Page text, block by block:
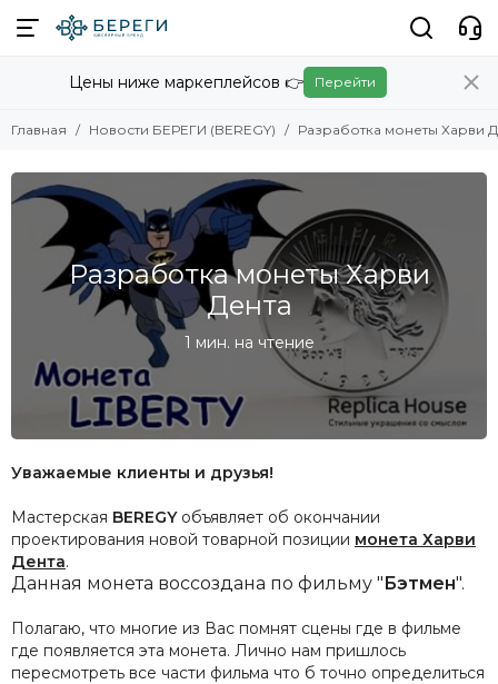
Цены ниже маркеплейсов 👉 Перейти
Главная Новости БЕРЕГИ (BEREGY) Разработка монеты Харви
Разработка монеты Харви
Дента
1 мин. на чтение
Уважаемые клиенты и друзья!
Мастерская BEREGYобъявляет об окончании
проектирования новой товарной позиции монета Харви
Дента.
Данная монета воссоздана по фильму "Бэтмен".
Полагаю, что многие из Вас помнят сцены где в фильме
где появляется эта монета. Лично нам пришлось
пересмотреть все части фильма что б точно определиться